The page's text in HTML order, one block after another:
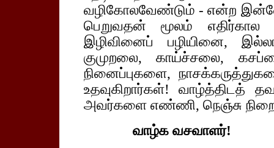
வழிகோலவேண்டும் - என்ற
பெறுவதன் மூலம் எதிர்கால
இழிவினைப் பழியினை,
குமுறலை, காய்ச்சலை,
நினைப்புகளை,
உதவுகிறார்கள்! வாழ்த்திடத்
அவர்களை எண்ணி, நெஞ்சு
வாழ்க வசவாளர்!